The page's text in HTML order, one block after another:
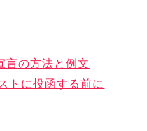
言の方法と例文
トに投函する前に